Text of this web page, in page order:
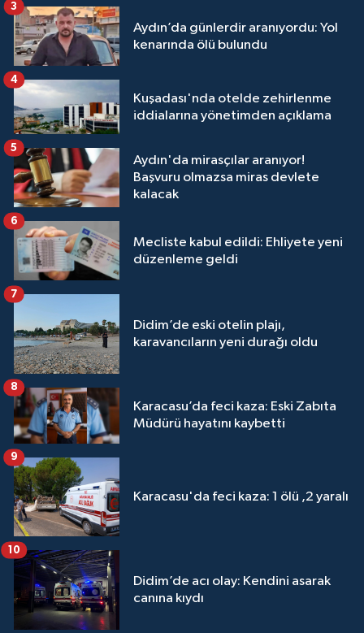
Aydın’da günlerdir aranıyordu: Yol
kenarında ölü bulundu
3
Kuşadası'nda otelde zehirlenme
iddialarına yönetimden açıklama
4
Aydın'da mirasçılar aranıyor!
Başvuru olmazsa miras devlete
kalacak
5
Mecliste kabul edildi: Ehliyete yeni
düzenleme geldi
6
Didim’de eski otelin plajı,
karavancıların yeni durağı oldu
7
Karacasu’da feci kaza: Eski Zabıta
Müdürü hayatını kaybetti
8
Karacasu'da feci kaza: 1 ölü ,2 yaralı
9
Didim’de acı olay: Kendini asarak
canına kıydı
10